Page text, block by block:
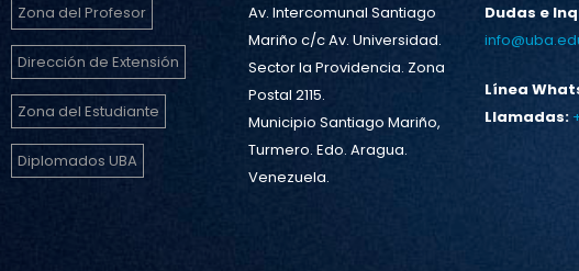
Zona del Profesor
Dirección de Extensión
Zona del Estudiante
Diplomados UBA
Av. Intercomunal Santiago
Mariño c/c Av. Universidad.
Sector la Providencia. Zona
Postal 2115.
Municipio Santiago Mariño,
Turmero. Edo. Aragua.
Venezuela.
Dudas e
Línea
Llamadas: